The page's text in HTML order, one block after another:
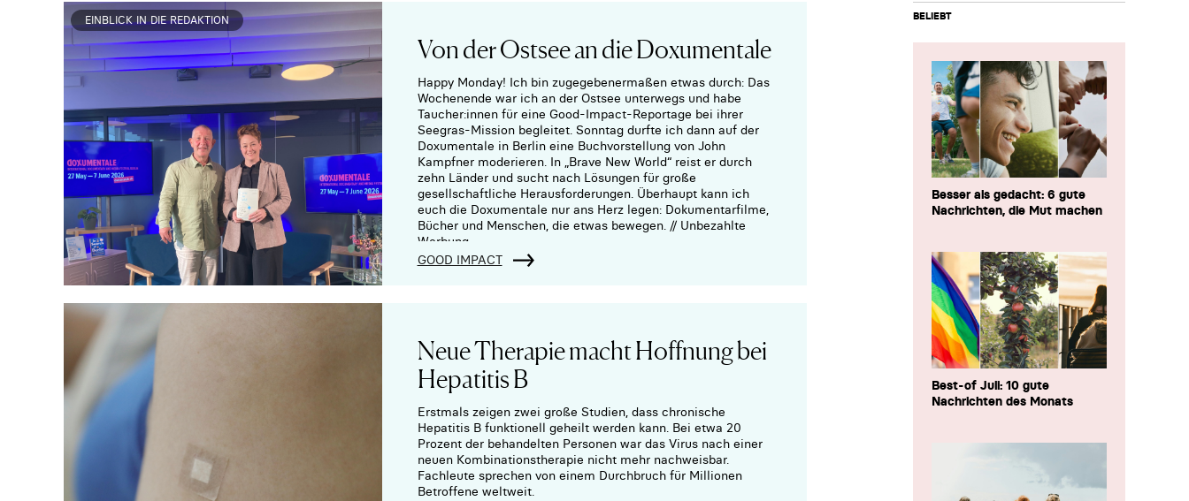
EINBLICK IN DIE REDAKTION
Von der Ostsee an die Doxumentale
Happy Monday! Ich bin zugegebenermaßen etwas durch: Das
Wochenende war ich an der Ostsee unterwegs und habe
Taucher:innen für eine Good-Impact-Reportage bei ihrer
Seegras-Mission begleitet. Sonntag durfte ich dann auf der
Doxumentale in Berlin eine Buchvorstellung von John
Kampfner moderieren. In „Brave New World“ reist er durch
zehn Länder und sucht nach Lösungen für große
gesellschaftliche Herausforderungen. Überhaupt kann ich
euch die Doxumentale nur ans Herz legen: Dokumentarfilme,
Bücher und Menschen, die etwas bewegen. // Unbezahlte
Werbung.
GOOD IMPACT
Neue Therapie macht Hoffnung bei
Hepatitis B
Erstmals zeigen zwei große Studien, dass chronische
Hepatitis B funktionell geheilt werden kann. Bei etwa 20
Prozent der behandelten Personen war das Virus nach einer
neuen Kombinationstherapie nicht mehr nachweisbar.
Fachleute sprechen von einem Durchbruch für Millionen
Betroffene weltweit.
BELIEBT
Besser als gedacht: 6 gute
Nachrichten, die Mut machen
Best-of Juli: 10 gute
Nachrichten des Monats